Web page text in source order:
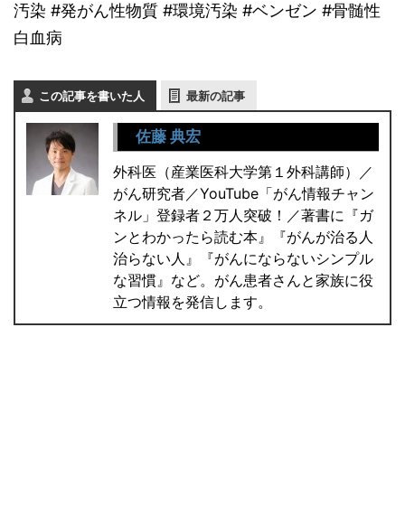
汚染 #発がん性物質 #環境汚染 #ベンゼン #骨髄性
白血病
この記事を書いた人 最新の記事
佐藤 典宏
外科医（産業医科大学第１外科講師）／
がん研究者／YouTube「がん情報チャン
ネル」登録者２万人突破！／著書に『ガ
ンとわかったら読む本』『がんが治る人
治らない人』『がんにならないシンプル
な習慣』など。がん患者さんと家族に役
立つ情報を発信します。